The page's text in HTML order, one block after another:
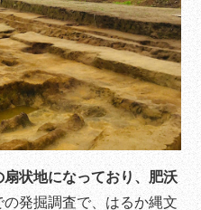
扇状地になっており、肥沃
の発掘調査で、はるか縄文